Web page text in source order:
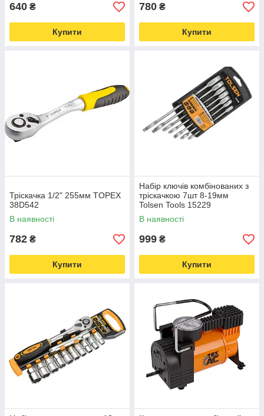
640 ₴
Купити
780 ₴
Купити
Тріскачка 1/2" 255мм TOPEX
38D542
В наявності
782 ₴
Купити
Набір ключів комбінованих з
тріскачкою 7шт 8-19мм
Tolsen Tools 15229
В наявності
999 ₴
Купити